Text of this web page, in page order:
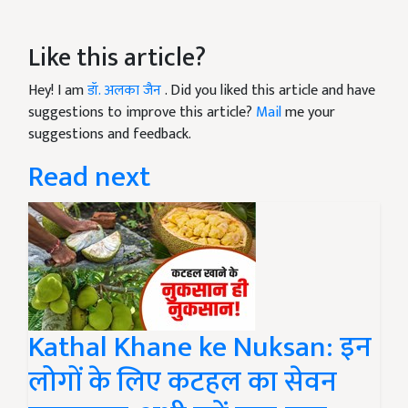
Like this article?
Hey! I amडॉ. अलका जैन. Did you liked this article and have
suggestions to improve this article? Mailme your
suggestions and feedback.
Read next
Kathal Khane ke Nuksan: इन
लोगों के लिए कटहल का सेवन